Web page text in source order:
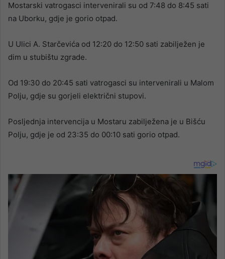
Mostarski vatrogasci intervenirali su od 7:48 do 8:45 sati
na Uborku, gdje je gorio otpad.
U Ulici A. Starčevića od 12:20 do 12:50 sati zabilježen je
dim u stubištu zgrade.
Od 19:30 do 20:45 sati vatrogasci su intervenirali u Malom
Polju, gdje su gorjeli električni stupovi.
Posljednja intervencija u Mostaru zabilježena je u Bišću
Polju, gdje je od 23:35 do 00:10 sati gorio otpad.